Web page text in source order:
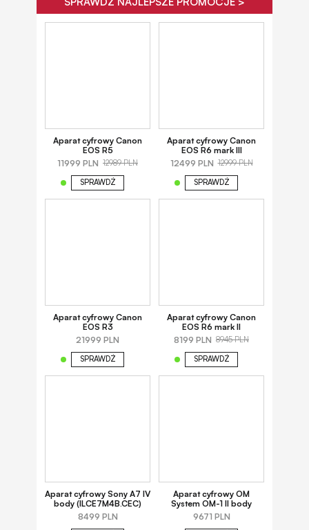
Aparat cyfrowy Canon
EOS R5
11999 PLN 12989 PLN
SPRAWDŹ
Aparat cyfrowy Canon
EOS R6 mark III
12499 PLN 12999 PLN
SPRAWDŹ
Aparat cyfrowy Canon
EOS R3
21999 PLN
SPRAWDŹ
Aparat cyfrowy Canon
EOS R6 mark II
8199 PLN 8945 PLN
SPRAWDŹ
Aparat cyfrowy Sony A7 IV
body (ILCE7M4B.CEC)
8499 PLN
Aparat cyfrowy OM
System OM-1 II body
9671 PLN